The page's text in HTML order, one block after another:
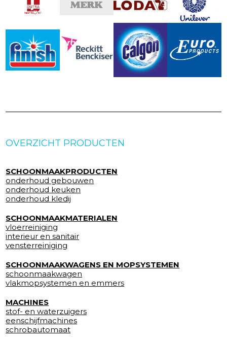
OVERZICHT PRODUCTEN
SCHOONMAAKPRODUCTEN
onderhoud gebouwen
onderhoud keuken
onderhoud kledij
SCHOONMAAKMATERIALEN
vloerreiniging
interieur en sanitair
vensterreiniging
SCHOONMAAKWAGENS EN MOPSYSTEMEN
schoonmaakwagen
vlakmopsystemen en emmers
MACHINES
stof- en waterzuigers
eenschijfmachines
schrobautomaat